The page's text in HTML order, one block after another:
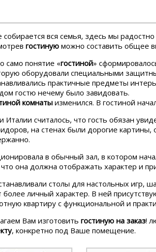
собирается вся семья, здесь мы
гостиную можно составить общее
само понятие «гостиной»
оборудовали специальными
практичные предметы
гостю нечему было завидовать.
комнаты изменился. В гостиной
Италии считалось, что гость обязан
на стенах были дорогие
в обычный зал, в котором
она должна отображать характер и
столы для настольных игр,
более личный характер. В ней
квартиру с функциональной и
Вам изготовить гостиную на заказ!
, конкретно под Ваше помещение.